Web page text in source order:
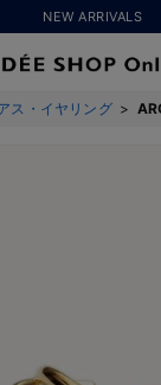
NEW ARRIVALS
ス・イヤリング>